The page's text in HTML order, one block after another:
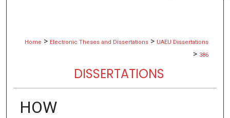
Home > Electronic Theses and Dissertations > UAEU Dissertations
> 386
DISSERTATIONS
HOW